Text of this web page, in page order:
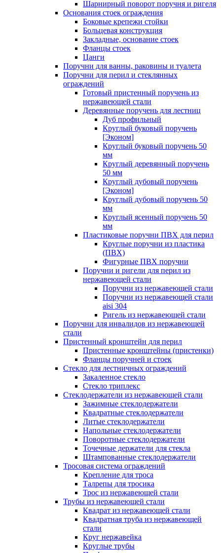
Шарнирный поворот поручня и ригеля
Основания стоек ограждения
Боковые крепежи стойки
Больцевая конструкция
Закладные, основание стоек
Фланцы стоек
Цанги
Поручни для ванны, раковины и туалета
Поручни для перил и стеклянных
ограждений
Готовый пристенный поручень из
нержавеющей стали
Деревянные поручень для лестниц
Дуб профильный
Круглый буковый поручень
[Эконом]
Круглый буковый поручень 50
мм
Круглый деревянный поручень
50 мм
Круглый дубовый поручень
[Эконом]
Круглый дубовый поручень 50
мм
Круглый ясенный поручень 50
мм
Пластиковые поручни ПВХ для перил
Круглые поручни из пластика
(ПВХ)
Фигурные ПВХ поручни
Поручни и ригели для перил из
нержавеющей стали
Поручни из нержавеющей стали
Поручни из нержавеющей стали
aisi 304
Ригель из нержавеющей стали
Поручни для инвалидов из нержавеющей
стали
Пристенный кронштейн для перил
Пристенные кронштейны (пристенки)
Фланцы поручней и стоек
Стекло для лестничных ограждений
Закаленное стекло
Стекло триплекс
Стеклодержатели из нержавеющей стали
Зажимные стеклодержатели
Квадратные стеклодержатели
Литые стеклодержатели
Напольные стеклодержатели
Поворотные стеклодержатели
Точечные держатели для стекла
Штампованные стеклодержатели
Тросовая система ограждений
Крепление для троса
Талрепы для тросика
Трос из нержавеющей стали
Трубы из нержавеющей стали
Квадрат из нержавеющей стали
Квадратная труба из нержавеющей
стали
Круг нержавейка
Круглые трубы